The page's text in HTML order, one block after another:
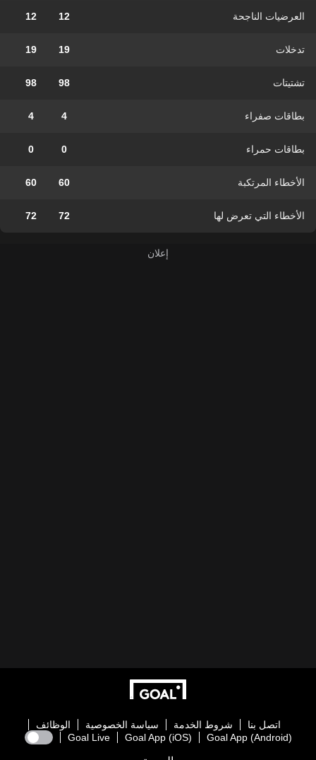
العرضيات الناجحة 12
12
تدخلات 19
19
تشتيتات 98
98
بطاقات صفراء 4
4
بطاقات حمراء 0
0
الأخطاء المرتكبة 60
60
الأخطاء التي تعرض لها 72
72
اتصل بنا شروط الخدمة سياسة الخصوصية
الوظائف
Goal App (Android)
Goal App (iOS)
Goal Live